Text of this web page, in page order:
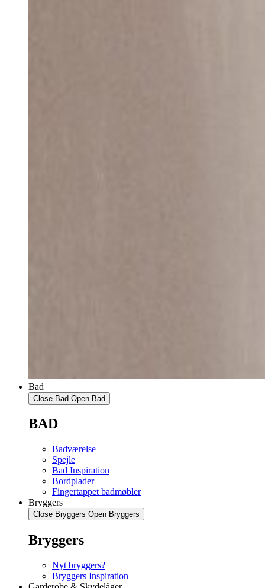
Bad
Close Bad Open Bad
BAD
Badværelse
Spejle
Bad Inspiration
Bordplader
Fingertappet badmøbler
Bryggers
Close Bryggers Open Bryggers
Bryggers
Nyt bryggers?
Bryggers Inspiration